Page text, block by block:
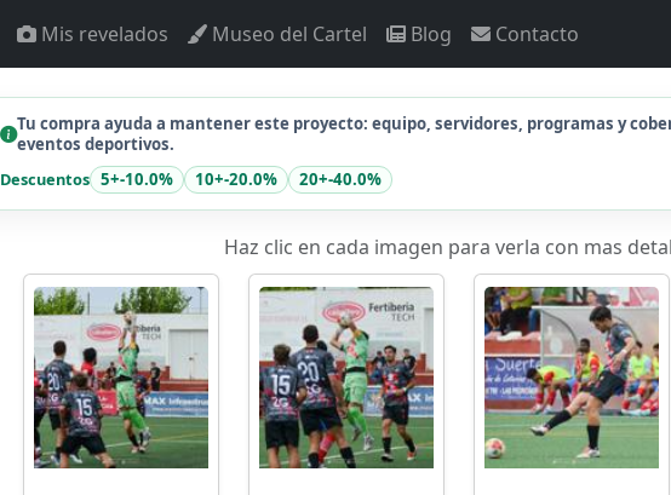
Mis revelados Museo del Cartel Blog Contacto
Tu compra ayuda a mantener este proyecto: equipo, servidores, programas y
eventos deportivos.
Descuentos 5+-10.0% 10+-20.0% 20+-40.0%
Haz clic en cada imagen para verla con mas